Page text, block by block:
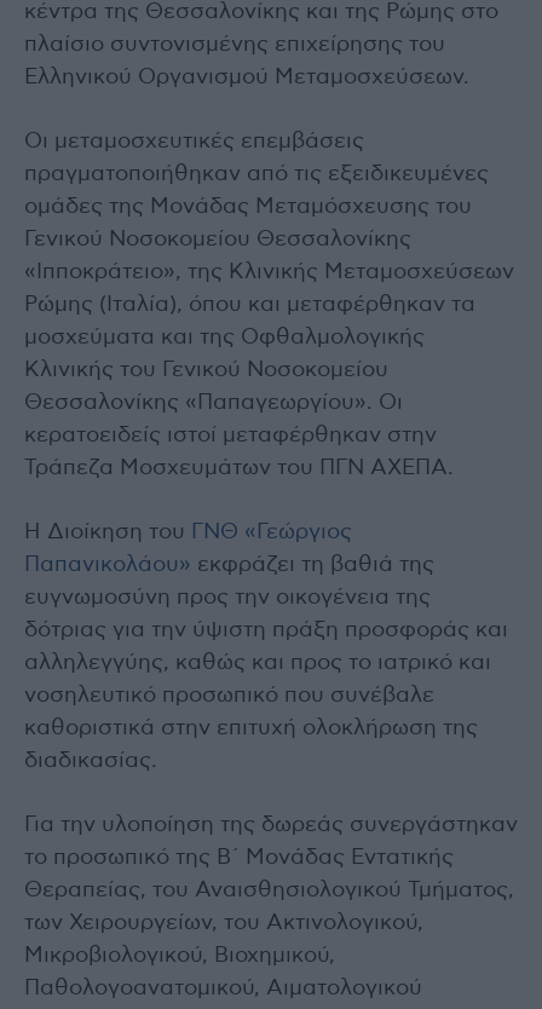
κέντρα της Θεσσαλονίκης και της Ρώμης στο
πλαίσιο συντονισμένης επιχείρησης του
Ελληνικού Οργανισμού Μεταμοσχεύσεων.
Οι μεταμοσχευτικές επεμβάσεις
πραγματοποιήθηκαν από τις εξειδικευμένες
ομάδες της Μονάδας Μεταμόσχευσης του
Γενικού Νοσοκομείου Θεσσαλονίκης
«Ιπποκράτειο», της Κλινικής Μεταμοσχεύσεων
Ρώμης (Ιταλία), όπου και μεταφέρθηκαν τα
μοσχεύματα και της Οφθαλμολογικής
Κλινικής του Γενικού Νοσοκομείου
Θεσσαλονίκης «Παπαγεωργίου». Οι
κερατοειδείς ιστοί μεταφέρθηκαν στην
Τράπεζα Μοσχευμάτων του ΠΓΝ ΑΧΕΠΑ.
Η Διοίκηση του
ΓΝΘ «Γεώργιος
Παπανικολάου» εκφράζει τη βαθιά της
ευγνωμοσύνη προς την οικογένεια της
δότριας για την ύψιστη πράξη προσφοράς και
αλληλεγγύης, καθώς και προς το ιατρικό και
νοσηλευτικό προσωπικό που συνέβαλε
καθοριστικά στην επιτυχή ολοκλήρωση της
διαδικασίας.
Για την υλοποίηση της δωρεάς συνεργάστηκαν
το προσωπικό της Β΄ Μονάδας Εντατικής
Θεραπείας, του Αναισθησιολογικού Τμήματος,
των Χειρουργείων, του Ακτινολογικού,
Μικροβιολογικού, Βιοχημικού,
Παθολογοανατομικού, Αιματολογικού